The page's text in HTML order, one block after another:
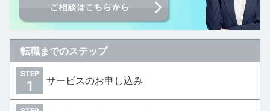
転職までのステップ
STEP
1 サービスのお申し込み